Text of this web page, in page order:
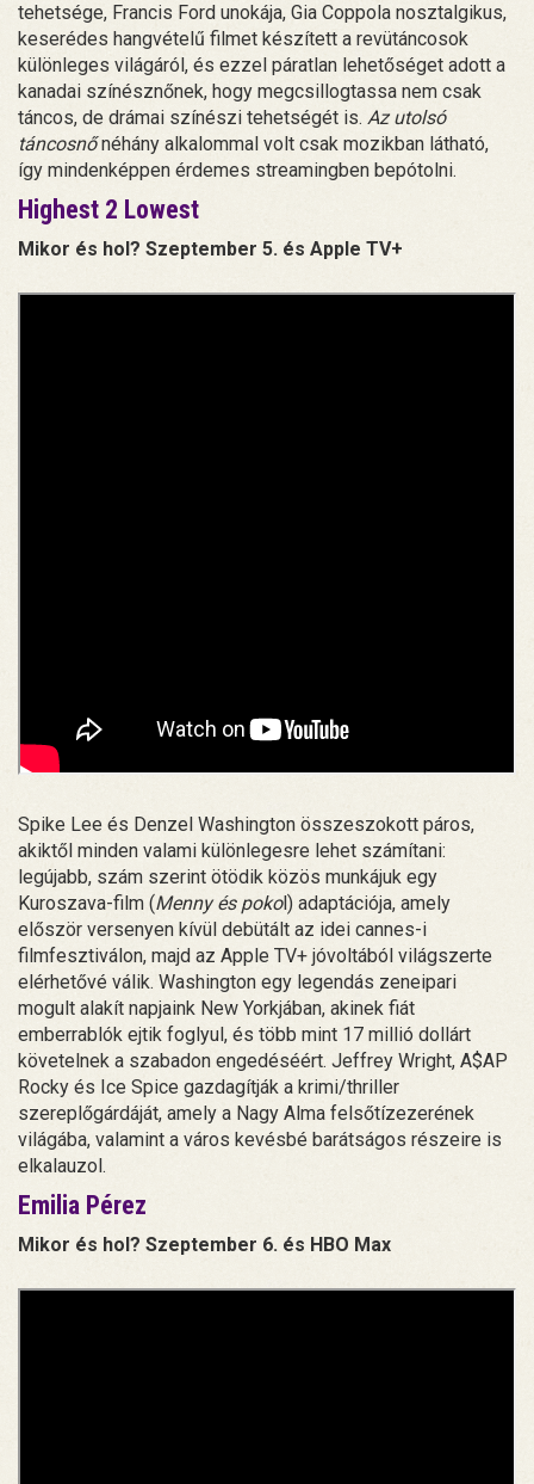
tehetsége, Francis Ford unokája, Gia Coppola nosztalgikus,
keserédes hangvételű filmet készített a revütáncosok
különleges világáról, és ezzel páratlan lehetőséget adott a
kanadai színésznőnek, hogy megcsillogtassa nem csak
táncos, de drámai színészi tehetségét is. Az utolsó
táncosnőnéhány alkalommal volt csak mozikban látható,
így mindenképpen érdemes streamingben bepótolni.
Highest 2 Lowest
Mikor és hol? Szeptember 5. és Apple TV+
Spike Lee és Denzel Washington összeszokott páros,
akiktől minden valami különlegesre lehet számítani:
legújabb, szám szerint ötödik közös munkájuk egy
Kuroszava-film (Menny és pokol) adaptációja, amely
először versenyen kívül debütált az idei cannes-i
filmfesztiválon, majd az Apple TV+ jóvoltából világszerte
elérhetővé válik. Washington egy legendás zeneipari
mogult alakít napjaink New Yorkjában, akinek fiát
emberrablók ejtik foglyul, és több mint 17 millió dollárt
követelnek a szabadon engedéséért. Jeffrey Wright, A$AP
Rocky és Ice Spice gazdagítják a krimi/thriller
szereplőgárdáját, amely a Nagy Alma felsőtízezerének
világába, valamint a város kevésbé barátságos részeire is
elkalauzol.
Emilia Pérez
Mikor és hol? Szeptember 6. és HBO Max